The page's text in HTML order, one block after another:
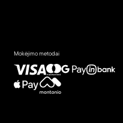
Mokėjimo metodai